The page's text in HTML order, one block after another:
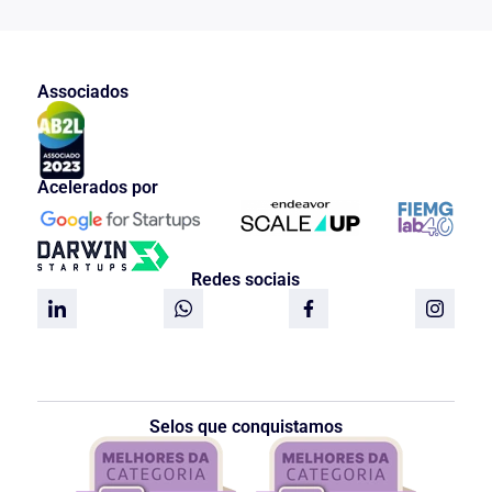
APELREEX 5006569-
87.2014.404.7114, Sexta Turma, Relator
p/ Acórdão João Batista Pinto Silveira,
juntado aos autos em 03/02/2016, sem
Sendo assim, e tomando por base as
anotações da CTPS, deve-se considerar
que a Autora verteu as contribuições sem
intervalo que fulminasse na perda da
qualidade de segurado.
Igualmente, prudente salientar-se o
súmula:
Súmula 75:
A Carteira de Trabalho e Previdência
Associados
Acelerados por
Redes sociais
Selos que conquistamos